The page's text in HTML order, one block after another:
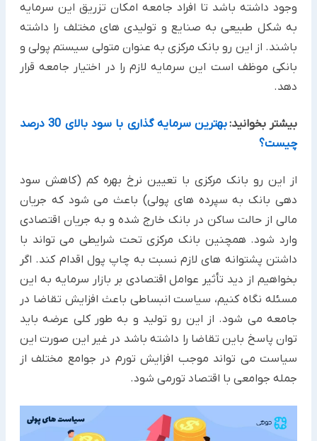
وجود داشته باشد تا افراد جامعه امکان تزریق این سرمایه
به شکل طبیعی به صنایع و تولیدی های مختلف را داشته
باشند. از این رو بانک مرکزی به عنوان متولی سیستم پولی و
بانکی موظف است این سرمایه لازم را در اختیار جامعه قرار
دهد.
بیشتر بخوانید:
بهترین سرمایه گذاری با سود بالای 30 درصد
چیست؟
از این رو بانک مرکزی با تعیین نرخ بهره کم (کاهش سود
دهی بانک به سپرده های پولی) باعث می شود که جریان
مالی از حالت ساکن در بانک خارج شده و به جریان اقتصادی
وارد شود. همچنین بانک مرکزی تحت شرایطی می تواند با
داشتن پشتوانه های لازم نسبت به چاپ پول اقدام کند. اگر
بخواهیم از دید تأثیر عوامل اقتصادی بر بازار سرمایه به این
مسئله نگاه کنیم، سیاست انبساطی باعث افزایش تقاضا در
جامعه می شود. از این رو تولید و به طور کلی عرضه باید
توان پاسخ باین تقاضا را داشته باشد در غیر این صورت این
سیاست می تواند موجب افزایش تورم در جوامع مختلف از
جمله جوامعی با اقتصاد تورمی شود.